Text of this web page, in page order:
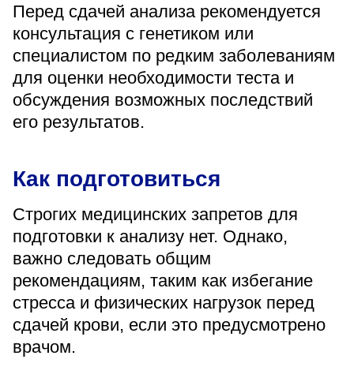
Перед сдачей анализа рекомендуется
консультация с генетиком или
специалистом по редким заболеваниям
для оценки необходимости теста и
обсуждения возможных последствий
его результатов.
Как подготовиться
Строгих медицинских запретов для
подготовки к анализу нет. Однако,
важно следовать общим
рекомендациям, таким как избегание
стресса и физических нагрузок перед
сдачей крови, если это предусмотрено
врачом.